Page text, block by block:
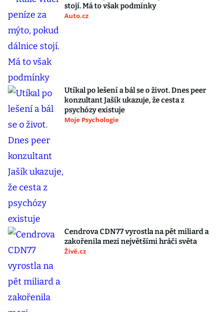
stojí. Má to však podmínky
Auto.cz
Utíkal po lešení a bál se o život. Dnes peer
konzultant Jašík ukazuje, že cesta z
psychózy existuje
Moje Psychologie
Cendrova CDN77 vyrostla na pět miliard a
zakořenila mezi největšími hráči světa
Živě.cz